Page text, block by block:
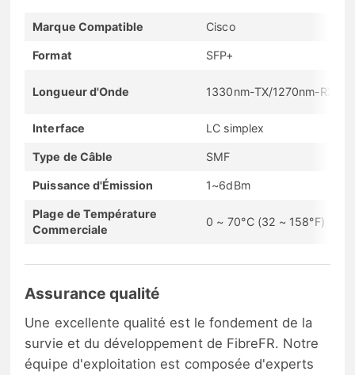
Marque Compatible Cisco
Format SFP+
Longueur d'Onde 1330nm-TX/1270nm-RX
Interface LC simplex
Type de Câble SMF
Puissance d'Émission 1~6dBm
Plage de Température
Commerciale
0 ~ 70°C (32 ~ 158°F)
Assurance qualité
Une excellente qualité est le fondement de la
survie et du développement de FibreFR. Notre
équipe d'exploitation est composée d'experts